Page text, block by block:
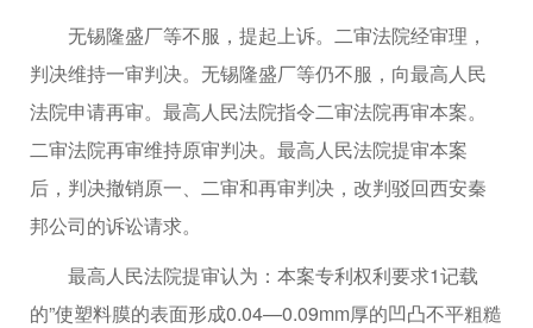
无锡隆盛厂等不服，提起上诉。二审法院经审理，
判决维持一审判决。无锡隆盛厂等仍不服，向最高人民
法院申请再审。最高人民法院指令二审法院再审本案。
二审法院再审维持原审判决。最高人民法院提审本案
后，判决撤销原一、二审和再审判决，改判驳回西安秦
邦公司的诉讼请求。
最高人民法院提审认为：本案专利权利要求1记载
的”使塑料膜的表面形成0.04—0.09mm厚的凹凸不平粗糙